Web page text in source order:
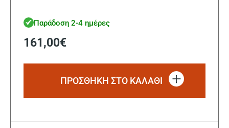
Παράδοση 2-4 ημέρες
161,00€
ΠΡΟΣΘΗΚΗ ΣΤΟ ΚΑΛΑΘΙ